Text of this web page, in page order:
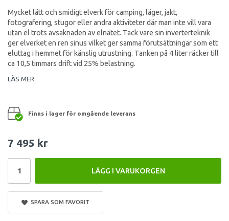
Mycket lätt och smidigt elverk för camping, läger, jakt,
fotografering, stugor eller andra aktiviteter där man inte vill vara
utan el trots avsaknaden av elnätet. Tack vare sin inverterteknik
ger elverket en ren sinus vilket ger samma förutsättningar som ett
eluttag i hemmet för känslig utrustning. Tanken på 4 liter räcker till
ca 10,5 timmars drift vid 25% belastning.
LÄS MER
Finns i lager för omgående leverans
7 495 kr
LÄGG I VARUKORGEN
SPARA SOM FAVORIT